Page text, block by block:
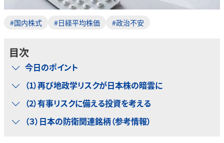
#国内株式 #日経平均株価 #政治不安
目次
今日のポイント
（1）再び地政学リスクが日本株の暗雲に
（2）有事リスクに備える投資を考える
（３）日本の防衛関連銘柄（参考情報）